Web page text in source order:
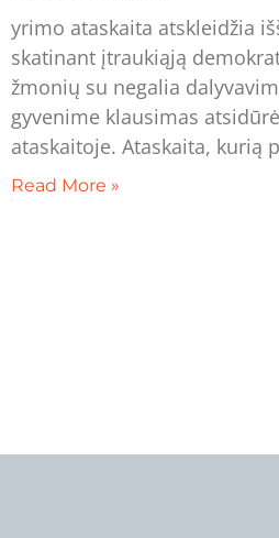
yrimo ataskaita atskleidžia
skatinant įtraukiąją
žmonių su negalia
gyvenime klausimas
ataskaitoje. Ataskaita, kurią
Read More »